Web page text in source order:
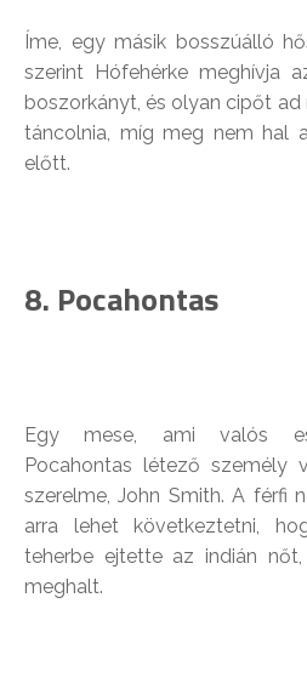
Íme, egy másik bosszúálló
szerint Hófehérke meghívja
boszorkányt, és olyan cipőt ad
táncolnia, míg meg nem hal
előtt.
8. Pocahontas
Egy mese, ami valós
Pocahontas létező személy
szerelme, John Smith. A férfi
arra lehet következtetni,
teherbe ejtette az indián
meghalt.